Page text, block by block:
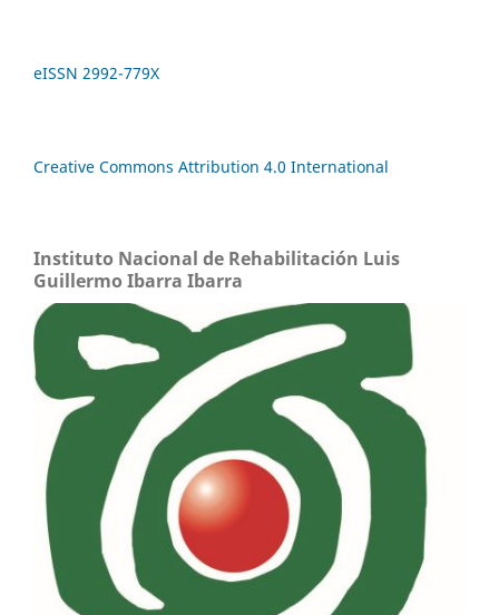
eISSN 2992-779X
Creative Commons Attribution 4.0 International
Instituto Nacional de Rehabilitación Luis
Guillermo Ibarra Ibarra